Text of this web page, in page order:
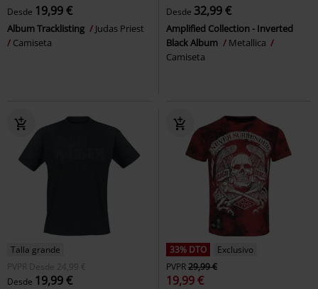
Desde 19,99 €
Album Tracklisting
Judas Priest
Camiseta
Desde 32,99 €
Amplified Collection - Inverted
Black Album
Metallica
Camiseta
Talla grande
PVPR
Desde 24,99 €
Desde 19,99 €
33% DTO
Exclusivo
PVPR29,99 €
19,99 €